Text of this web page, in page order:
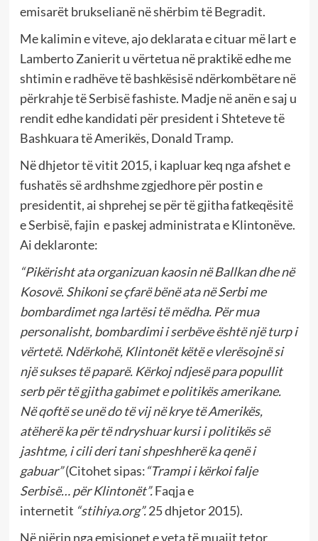
emisarët brukselianë në shërbim të Begradit.
Me kalimin e viteve, ajo deklarata e cituar më lart e
Lamberto Zanierit u vërtetua në praktikë edhe me
shtimin e radhëve të bashkësisë ndërkombëtare në
përkrahje të Serbisë fashiste. Madje në anën e saj u
rendit edhe kandidati për president i Shteteve të
Bashkuara të Amerikës, Donald Tramp.
Në dhjetor të vitit 2015, i kapluar keq nga afshet e
fushatës së ardhshme zgjedhore për postin e
presidentit, ai shprehej se për të gjitha fatkeqësitë
e Serbisë, fajin e paskej administrata e Klintonëve.
Ai deklaronte:
“Pikërisht ata organizuan kaosin në Ballkan dhe në
Kosovë. Shikoni se çfarë bënë ata në Serbi me
bombardimet nga lartësi të mëdha. Për mua
personalisht, bombardimi i serbëve është një turp i
vërtetë. Ndërkohë, Klintonët këtë e vlerësojnë si
një sukses të paparë. Kërkoj ndjesë para popullit
serb për të gjitha gabimet e politikës amerikane.
Në qoftë se unë do të vij në krye të Amerikës,
atëherë ka për të ndryshuar kursi i politikës së
jashtme, i cili deri tani shpeshherë ka qenë i
gabuar”(Citohet sipas:“Trampi i kërkoi falje
Serbisë… për Klintonët”.Faqja e
internetit “stihiya.org”.25 dhjetor 2015).
Në njërin nga emisionet e veta të muajit tetor